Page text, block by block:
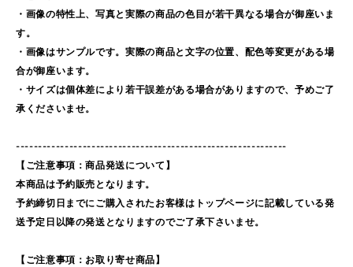
・画像の特性上、写真と実際の商品の色目が若干異なる場合が御座いま
す。
・画像はサンプルです。実際の商品と文字の位置、配色等変更がある場
合が御座います。
・サイズは個体差により若干誤差がある場合がありますので、予めご了
承くださいませ。
-------------------------------------------------------------
【ご注意事項：商品発送について】
本商品は予約販売となります。
予約締切日までにご購入されたお客様はトップページに記載している発
送予定日以降の発送となりますのでご了承下さいませ。
【ご注意事項：お取り寄せ商品】